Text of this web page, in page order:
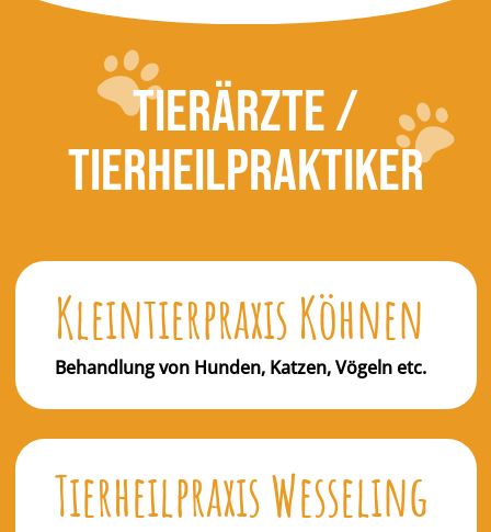
TIERÄRZTE /
TIERHEILPRAKTIKER
Kleintierpraxis Köhnen
Behandlung von Hunden, Katzen, Vögeln etc.
Tierheilpraxis Wesseling